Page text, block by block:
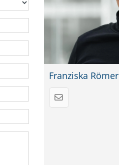
Franziska Römer